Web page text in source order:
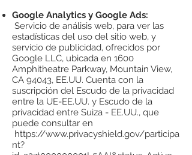
Google Analytics y Google Ads:
Servicio de análisis web, para ver las
estadísticas del uso del sitio web, y
servicio de publicidad, ofrecidos por
Google LLC, ubicada en 1600
Amphitheatre Parkway, Mountain View,
CA 94043, EE.UU. Cuenta con la
suscripción del Escudo de la privacidad
entre la UE-EE.UU. y Escudo de la
privacidad entre Suiza - EE.UU., que
puede consultar en
https://www.privacyshield.gov/participa
nt?